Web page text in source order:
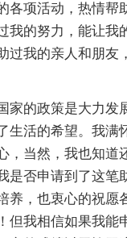
各项活动，热情帮
我的努力，能让我
过我的亲人和朋友
家的政策是大力发
生活的希望。我满
，当然，我也知道
是否申请到了这笔
养，也衷心的祝愿
但我相信如果我能